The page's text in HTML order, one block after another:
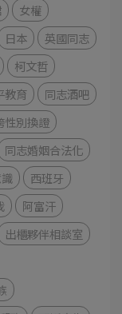
女權
日本
英國同志
柯文哲
教育
同志酒吧
性別換證
同志婚姻合法化
西班牙
阿富汗
出櫃夥伴相談室